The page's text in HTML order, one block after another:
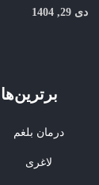
دی 29, 1404
برترین‌ها
درمان بلغم
لاغری